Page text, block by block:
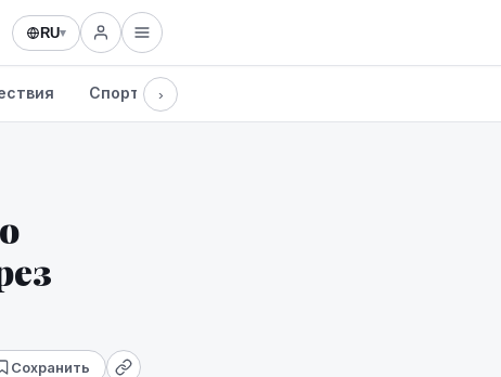
RU▾
Спорт Здоровье
›
Сохранить